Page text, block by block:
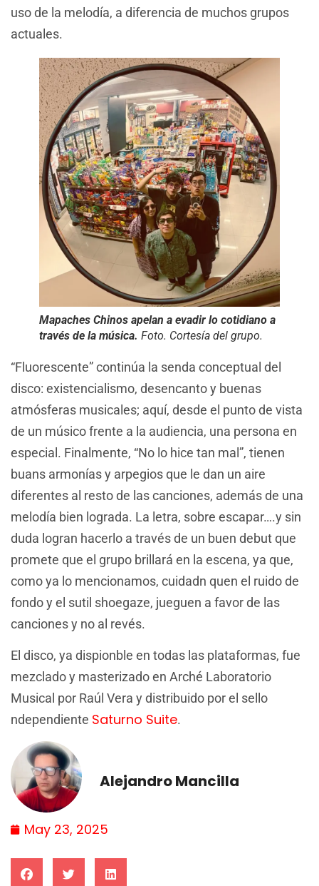
uso de la melodía, a diferencia de muchos grupos
actuales.
Mapaches Chinos apelan a evadir lo cotidiano a
través de la música. Foto. Cortesía del grupo.
“Fluorescente” continúa la senda conceptual del
disco: existencialismo, desencanto y buenas
atmósferas musicales; aquí, desde el punto de vista
de un músico frente a la audiencia, una persona en
especial. Finalmente, “No lo hice tan mal”, tienen
buans armonías y arpegios que le dan un aire
diferentes al resto de las canciones, además de una
melodía bien lograda. La letra, sobre escapar….y sin
duda logran hacerlo a través de un buen debut que
promete que el grupo brillará en la escena, ya que,
como ya lo mencionamos, cuidadn quen el ruido de
fondo y el sutil shoegaze, jueguen a favor de las
canciones y no al revés.
El disco, ya dispionble en todas las plataformas, fue
mezclado y masterizado en Arché Laboratorio
Musical por Raúl Vera y distribuido por el sello
ndependiente Saturno Suite.
Alejandro Mancilla
May 23, 2025